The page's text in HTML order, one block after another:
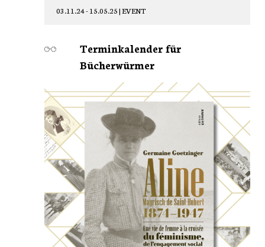
03.11.24 - 15.05.25 |EVENT
Terminkalender für
Bücherwürmer